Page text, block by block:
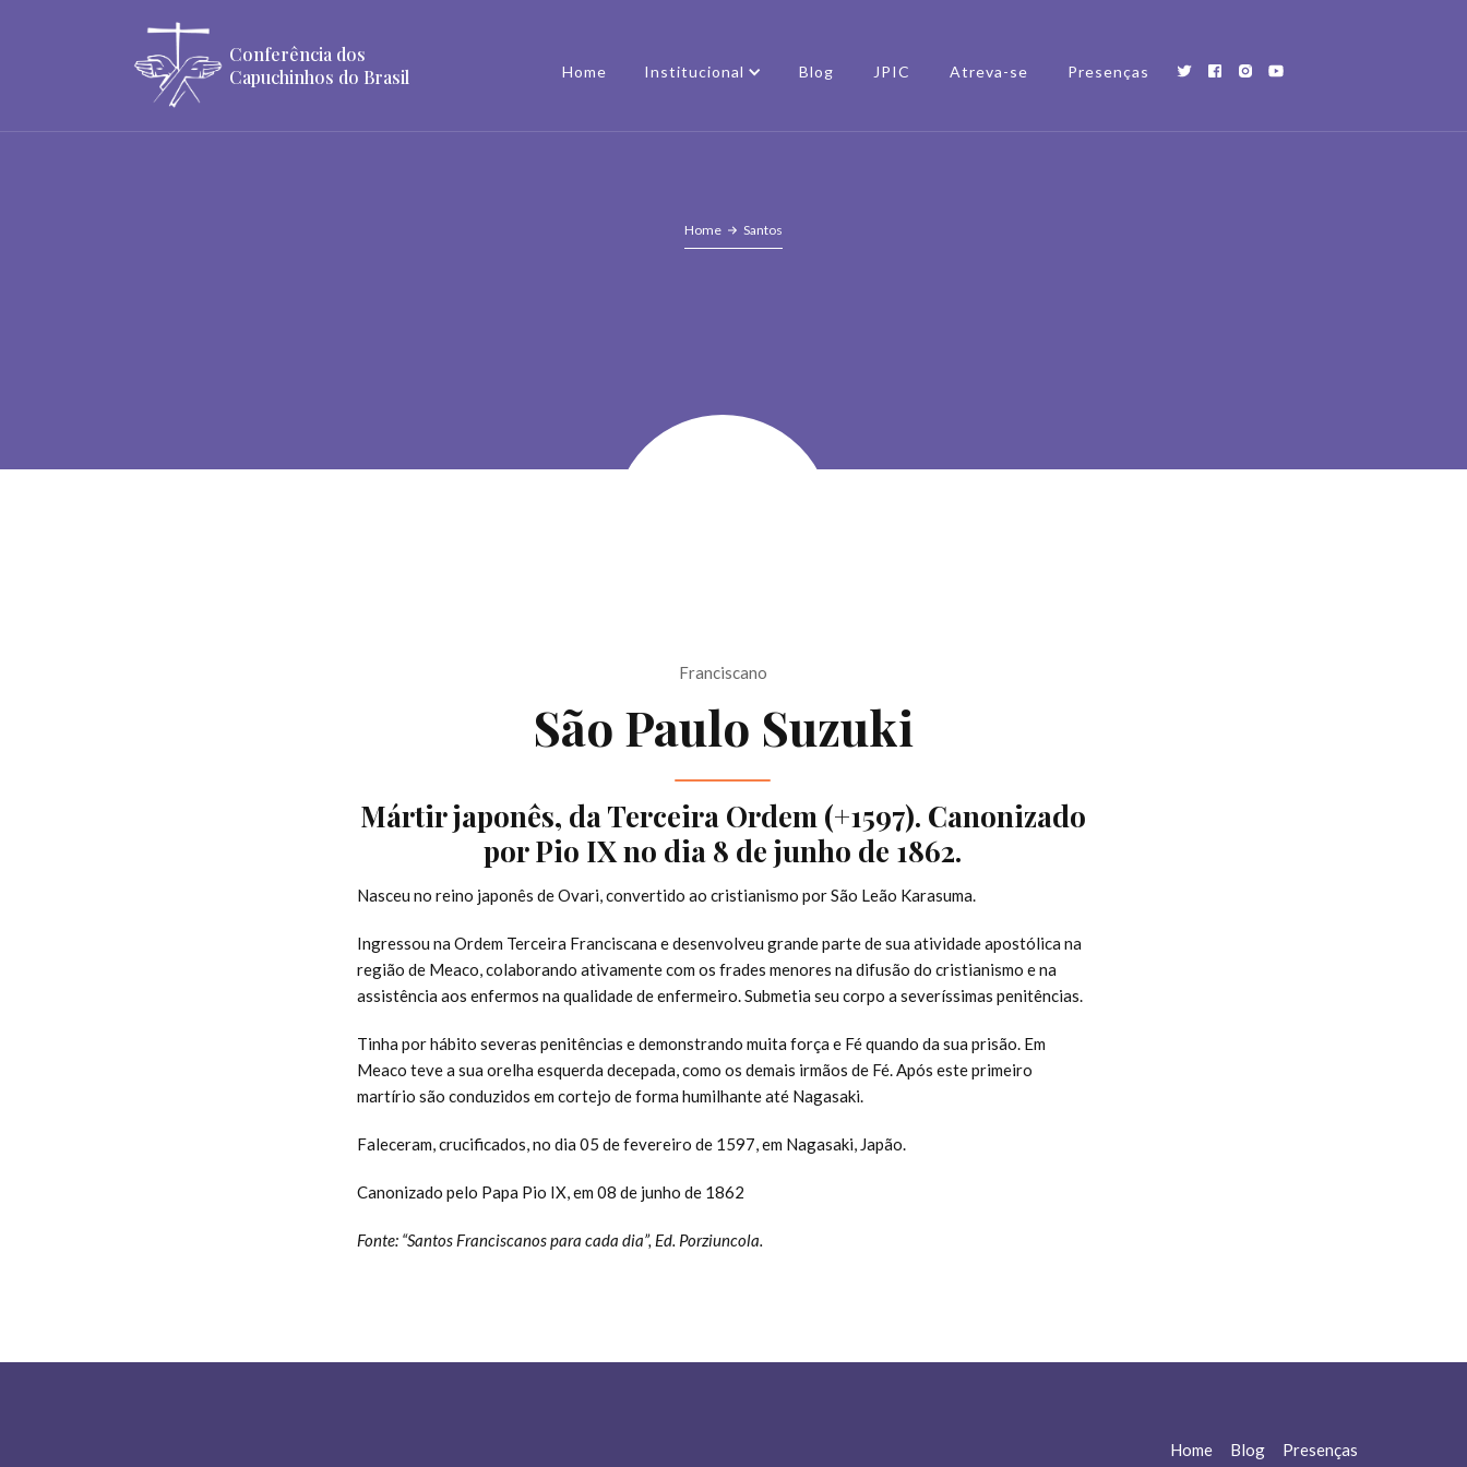
Conferência dos
Capuchinhos do Brasil
Home Institucional Blog JPIC Atreva-se Presenças
Home Santos
Franciscano
São Paulo Suzuki
Mártir japonês, da Terceira Ordem (+1597). Canonizado
por Pio IX no dia 8 de junho de 1862.
Nasceu no reino japonês de Ovari, convertido ao cristianismo por São Leão Karasuma.
Ingressou na Ordem Terceira Franciscana e desenvolveu grande parte de sua atividade apostólica na
região de Meaco, colaborando ativamente com os frades menores na difusão do cristianismo e na
assistência aos enfermos na qualidade de enfermeiro. Submetia seu corpo a severíssimas penitências.
Tinha por hábito severas penitências e demonstrando muita força e Fé quando da sua prisão. Em
Meaco teve a sua orelha esquerda decepada, como os demais irmãos de Fé. Após este primeiro
martírio são conduzidos em cortejo de forma humilhante até Nagasaki.
Faleceram, crucificados, no dia 05 de fevereiro de 1597, em Nagasaki, Japão.
Canonizado pelo Papa Pio IX, em 08 de junho de 1862
Fonte: “Santos Franciscanos para cada dia”, Ed. Porziuncola.
Home Blog Presenças